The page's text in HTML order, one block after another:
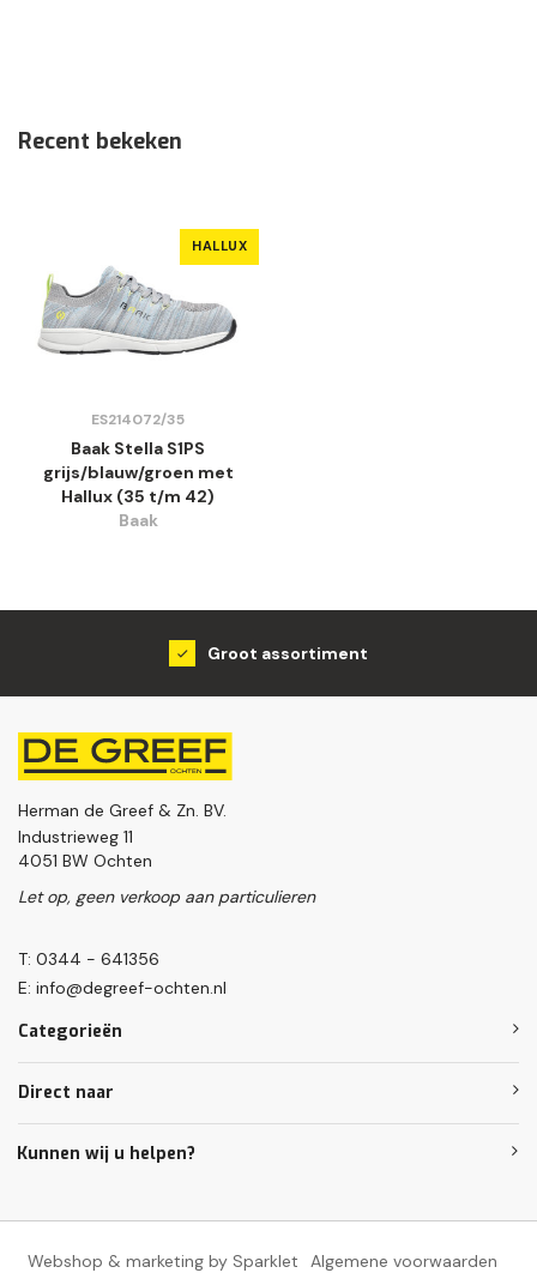
Recent bekeken
HALLUX
ES214072/35
Baak Stella S1PS
grijs/blauw/groen met
Hallux (35 t/m 42)
Baak
Groot assortiment
Herman de Greef & Zn. BV.
Industrieweg 11
4051 BW Ochten
Let op, geen verkoop aan particulieren
T: 0344 - 641356
E: info@degreef-ochten.nl
Categorieën
Direct naar
Kunnen wij u helpen?
Webshop & marketing by Sparklet Algemene voorwaarden